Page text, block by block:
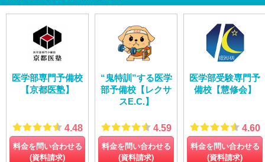
医学部専門予備校
【京都医塾】
4.48
料金を問い合わせる
(資料請求)
“鬼特訓”する医学
部予備校【レクサ
スE.C.】
4.59
料金を問い合わせる
(資料請求)
医学部受験専門予
備校【慧修会】
4.60
料金を問い合わせる
(資料請求)